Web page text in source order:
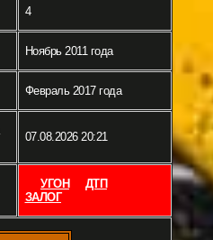
4
Ноябрь 2011 года
Февраль 2017 года
07.08.2026 20:21
УГОН
ДТП
ЗАЛОГ